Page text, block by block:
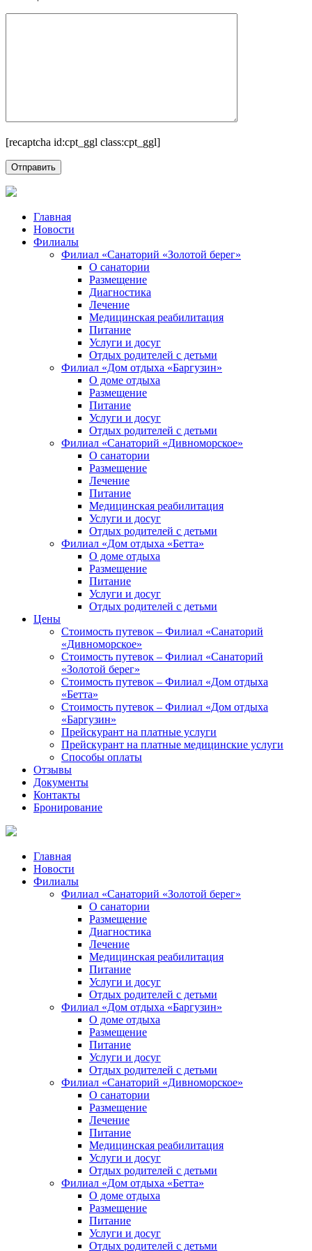
[recaptcha id:cpt_ggl class:cpt_ggl]
Главная
Новости
Филиалы
Филиал «Санаторий «Золотой берег»
О санатории
Размещение
Диагностика
Лечение
Медицинская реабилитация
Питание
Услуги и досуг
Отдых родителей с детьми
Филиал «Дом отдыха «Баргузин»
О доме отдыха
Размещение
Питание
Услуги и досуг
Отдых родителей с детьми
Филиал «Санаторий «Дивноморское»
О санатории
Размещение
Лечение
Питание
Медицинская реабилитация
Услуги и досуг
Отдых родителей с детьми
Филиал «Дом отдыха «Бетта»
О доме отдыха
Размещение
Питание
Услуги и досуг
Отдых родителей с детьми
Цены
Стоимость путевок – Филиал «Санаторий
«Дивноморское»
Стоимость путевок – Филиал «Санаторий
«Золотой берег»
Стоимость путевок – Филиал «Дом отдыха
«Бетта»
Стоимость путевок – Филиал «Дом отдыха
«Баргузин»
Прейскурант на платные услуги
Прейскурант на платные медицинские услуги
Способы оплаты
Отзывы
Документы
Контакты
Бронирование
Главная
Новости
Филиалы
Филиал «Санаторий «Золотой берег»
О санатории
Размещение
Диагностика
Лечение
Медицинская реабилитация
Питание
Услуги и досуг
Отдых родителей с детьми
Филиал «Дом отдыха «Баргузин»
О доме отдыха
Размещение
Питание
Услуги и досуг
Отдых родителей с детьми
Филиал «Санаторий «Дивноморское»
О санатории
Размещение
Лечение
Питание
Медицинская реабилитация
Услуги и досуг
Отдых родителей с детьми
Филиал «Дом отдыха «Бетта»
О доме отдыха
Размещение
Питание
Услуги и досуг
Отдых родителей с детьми